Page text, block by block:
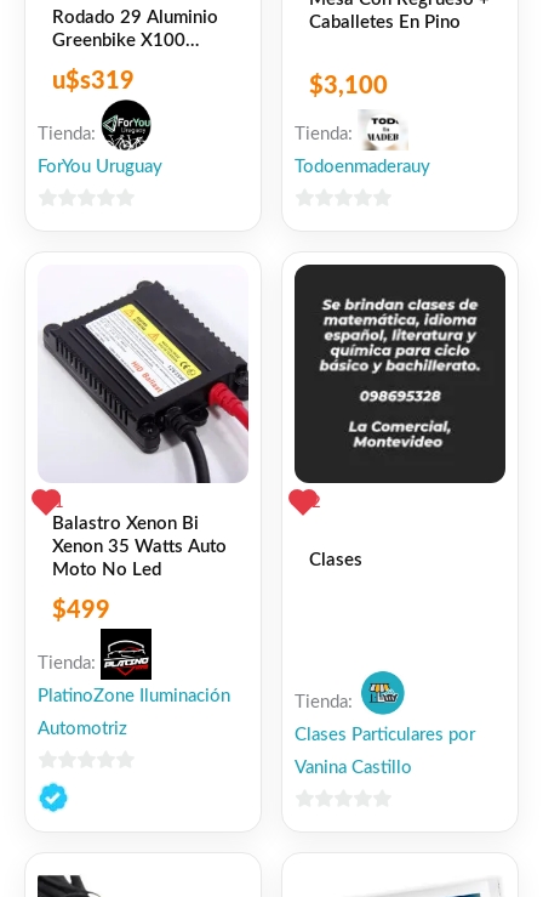
Rodado 29 Aluminio
Greenbike X100
Negra Roja
u$s319
Tienda:
ForYou Uruguay
Caballetes En Pino
$3,100
Tienda:
Todoenmaderauy
5
1
Balastro Xenon Bi
Xenon 35 Watts Auto
Moto No Led
$499
Tienda:
PlatinoZone Iluminación
Automotriz
0
de
2
Clases
Tienda:
Clases Particulares por
Vanina Castillo